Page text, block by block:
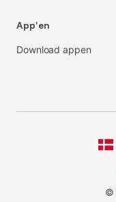
App'en
Download appen
©